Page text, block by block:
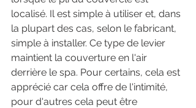
localisé. Il est simple à utiliser et, dans
la plupart des cas, selon le fabricant,
simple à installer. Ce type de levier
maintient la couverture en l'air
derrière le spa. Pour certains, cela est
apprécié car cela offre de l'intimité,
pour d'autres cela peut être